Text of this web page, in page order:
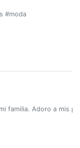
#moda
familia. Adoro a mis